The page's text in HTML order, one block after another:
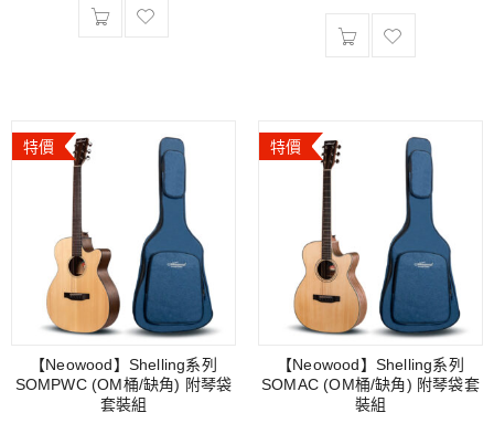
特價
【Neowood】Shelling系列
SOMPWC (OM桶/缺角) 附琴袋
套裝組
特價
【Neowood】Shelling系列
SOMAC (OM桶/缺角) 附琴袋套
裝組